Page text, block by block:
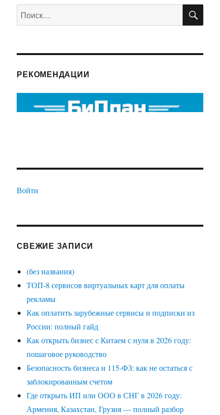
Искать:
РЕКОМЕНДАЦИИ
Войти
СВЕЖИЕ ЗАПИСИ
(без названия)
ТОП-8 сервисов виртуальных карт для оплаты
рекламы
Как оплатить зарубежные сервисы и подписки из
России: полный гайд
Как открыть бизнес с Китаем с нуля в 2026 году:
пошаговое руководство
Безопасность бизнеса и 115-ФЗ: как не остаться с
заблокированным счетом
Где открыть ИП или ООО в СНГ в 2026 году:
Армения, Казахстан, Грузия — полный разбор